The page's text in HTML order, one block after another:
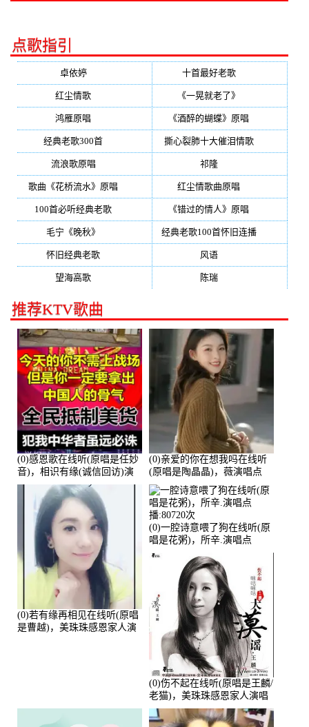
点歌指引
卓依婷(350) 十首最好老歌(300)
红尘情歌 《一晃就老了》
鸿雁原唱 《酒醉的蝴蝶》原唱
经典老歌300首 撕心裂肺十大催泪情歌(195)
流浪歌原唱 祁隆(188)
歌曲《花桥流水》原唱 红尘情歌曲原唱
100首必听经典老歌 《错过的情人》原唱
毛宁《晚秋》 经典老歌100首怀旧连播(134)
怀旧经典老歌 风语(132)
望海高歌 陈瑞(128)
推荐KTV歌曲
(0)感恩歌在线听(原唱是任妙
音)，相识有缘(诚信回访)演
唱点播:161288次
(0)亲爱的你在想我吗在线听
(原唱是陶晶晶)，薇演唱点
播:159722次
(0)若有缘再相见在线听(原唱
是曹越)，美珠珠感恩家人演
(0)一腔诗意喂了狗在线听(原
唱是花粥)，所辛.演唱点
播:80720次
(0)伤不起在线听(原唱是王麟/
老猫)，美珠珠感恩家人演唱
点播:80218次